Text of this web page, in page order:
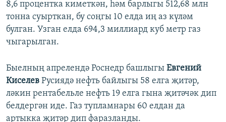
8,6 процентка киметкән, һәм барлыгы 512,68 млн
тонна суырткан, бу соңгы 10 елда иң аз күләм
булган. Узган елда 694,3 миллиард куб метр газ
чыгарылган.
Быелның апрелендә Роснедр башлыгы Евгений
Киселев Русиядә нефть байлыгы 58 елга җитәр,
ләкин рентабельле нефть 19 елга гына җитәчәк дип
белдергән иде. Газ тупламнары 60 елдан да
артыкка җитәр дип фаразланды.